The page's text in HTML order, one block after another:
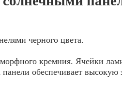
черного цвета.
кремния. Ячейки
панели обеспечивает